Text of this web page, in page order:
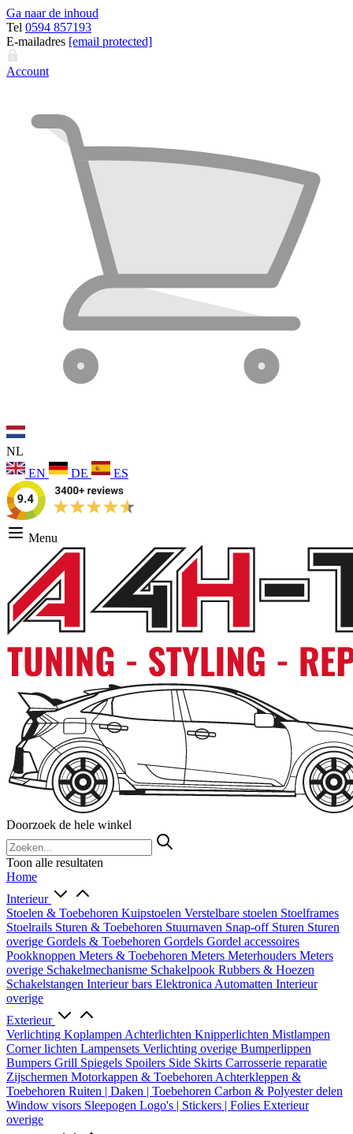
Ga naar de inhoud
Tel 0594 857193
E-mailadres [email protected]
Account
NL
EN
DE ES
Menu
Doorzoek de hele winkel
Toon alle resultaten
Home
Interieur
Stoelen & Toebehoren Kuipstoelen Verstelbare stoelen Stoelframes
Stoelrails Sturen & Toebehoren Stuurnaven Snap-off Sturen Sturen
overige Gordels & Toebehoren Gordels Gordel accessoires
Pookknoppen Meters & Toebehoren Meters Meterhouders Meters
overige Schakelmechanisme Schakelpook Rubbers & Hoezen
Schakelstangen Interieur bars Elektronica Automatten Interieur
overige
Exterieur
Verlichting Koplampen Achterlichten Knipperlichten Mistlampen
Corner lichten Lampensets Verlichting overige Bumperlippen
Bumpers Grill Spiegels Spoilers Side Skirts Carrosserie reparatie
Zijschermen Motorkappen & Toebehoren Achterkleppen &
Toebehoren Ruiten | Daken | Toebehoren Carbon & Polyester delen
Window visors Sleepogen Logo's | Stickers | Folies Exterieur
overige